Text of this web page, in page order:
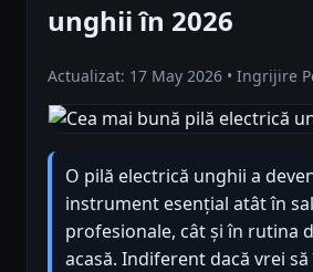
unghii în 2026
Actualizat: 17 May 2026 • Ingrijire
O pilă electrică unghii a
instrument esențial atât în
profesionale, cât și în rutina
acasă. Indiferent dacă vrei